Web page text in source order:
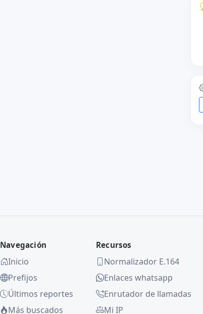
Navegación
Inicio
Prefijos
Últimos reportes
Más buscados
Recursos
Normalizador E.164
Enlaces whatsapp
Enrutador de llamadas
Mi IP